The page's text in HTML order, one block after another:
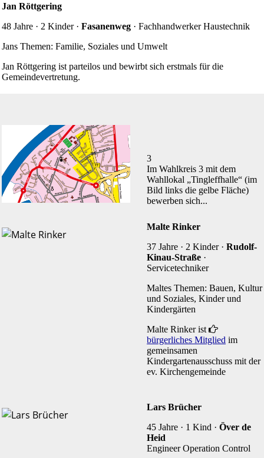
Jan Röttgering
48 Jahre · 2 Kinder · Fasanenweg · Fachhandwerker Haustechnik
Jans Themen: Familie, Soziales und Umwelt
Jan Röttgering ist parteilos und bewirbt sich erstmals für die
Gemeindevertretung.
3
Im Wahlkreis 3 mit dem
Wahllokal „Tingleffhalle“ (im
Bild links die gelbe Fläche)
bewerben sich...
Malte Rinker
37 Jahre · 2 Kinder · Rudolf-
Kinau-Straße ·
Servicetechniker
Maltes Themen: Bauen, Kultur
und Soziales, Kinder und
Kindergärten
Malte Rinker ist r
bürgerliches Mitglied im
gemeinsamen
Kindergartenausschuss mit der
ev. Kirchengemeinde
Lars Brücher
45 Jahre · 1 Kind · Över de
Heid
Engineer Operation Control